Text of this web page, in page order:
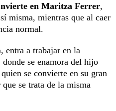
en Maritza Ferrer,
misma, mientras que al caer
normal.
entra a trabajar en la
donde se enamora del hijo
se convierte en su gran
se trata de la misma